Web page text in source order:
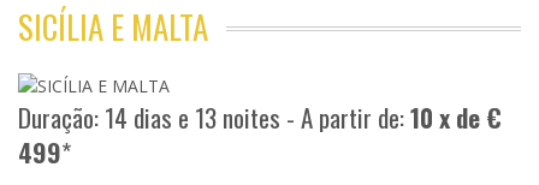
SICÍLIA E MALTA
Duração: 14 dias e 13 noites - A partir de:10 x de €
499*